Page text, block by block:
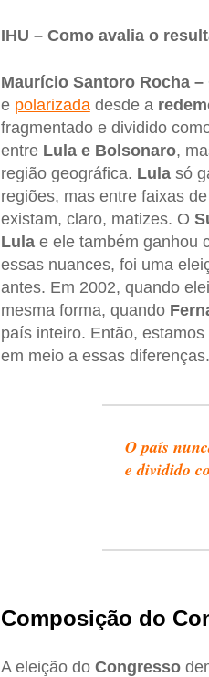
IHU – Como avalia o
Maurício Santoro Rocha –
e polarizadadesde a
fragmentado e dividido
entre Lula e Bolsonaro,
região geográfica. Lulasó
regiões, mas entre faixas
existam, claro, matizes. O
Lulae ele também ganhou
essas nuances, foi uma
antes. Em 2002, quando
mesma forma, quando
país inteiro. Então,
em meio a essas diferenças.
O país
e dividido
Composição do
A eleição do Congresso